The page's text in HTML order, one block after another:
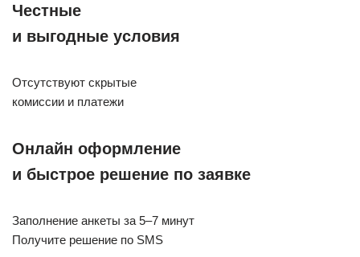
Честные
и выгодные условия
Отсутствуют скрытые
комиссии и платежи
Онлайн оформление
и быстрое решение по заявке
Заполнение анкеты за 5–7 минут
Получите решение по SMS